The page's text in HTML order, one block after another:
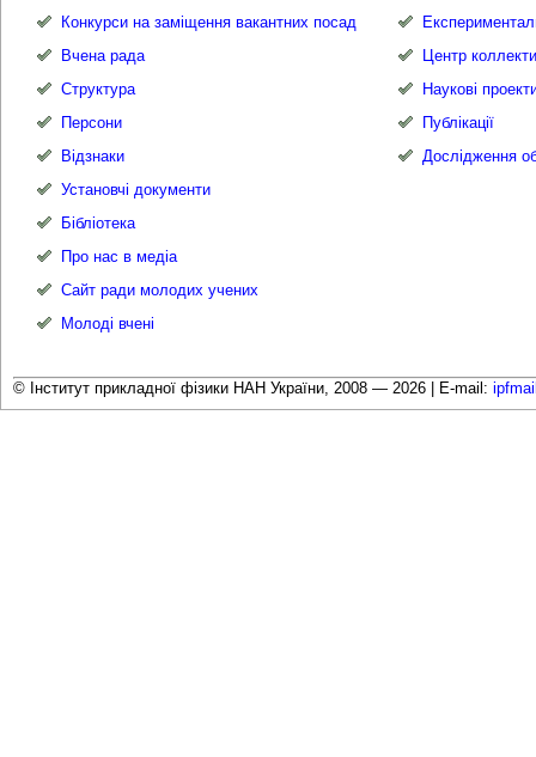
Конкурси на заміщення вакантних посад
Вчена рада
Структура
Персони
Відзнаки
Установчі документи
Бібліотека
Про нас в медіа
Сайт ради молодих учених
Молоді вчені
Центр
Наукові
Публікації
Дослідження
© Інститут прикладної фізики НАН України, 2008 — 2026 | E-mail: